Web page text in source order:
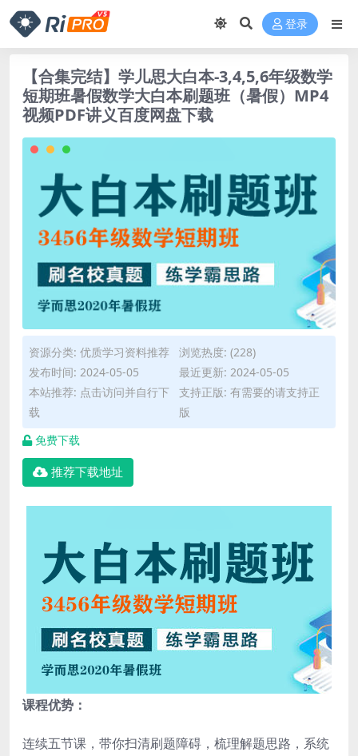
登录
【合集完结】学儿思大白本-3,4,5,6年级数学
短期班暑假数学大白本刷题班（暑假）MP4
视频PDF讲义百度网盘下载
资源分类: 优质学习资料推荐
浏览热度: (228)
发布时间: 2024-05-05
最近更新: 2024-05-05
本站推荐: 点击访问并自行下
载
支持正版: 有需要的请支持正
版
免费下载
推荐下载地址
课程优势：
连续五节课，带你扫清刷题障碍，梳理解题思路，系统